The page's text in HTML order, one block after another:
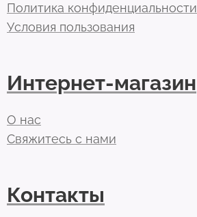
Политика конфиденциальности
Условия пользования
Интернет-магазин
О нас
Свяжитесь с нами
Контакты